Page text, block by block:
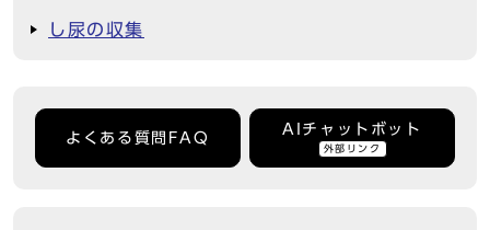
し尿の収集
よくある質問FAQ
AIチャットボット
外部リンク